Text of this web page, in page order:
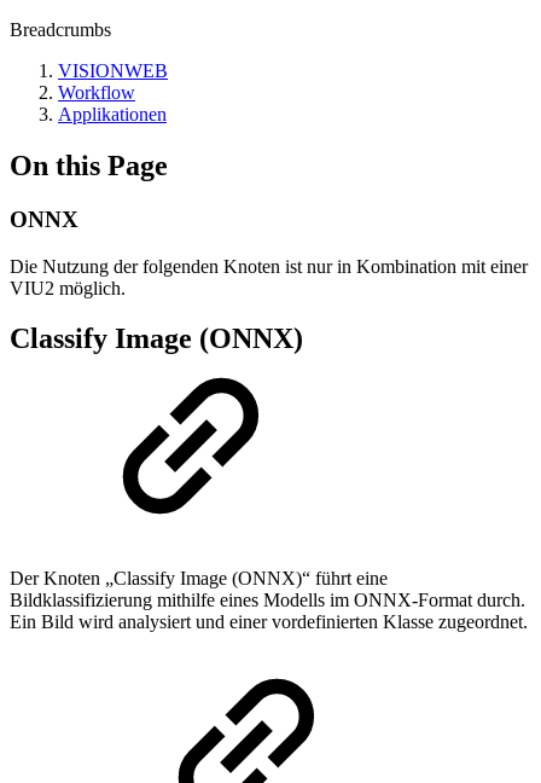
Breadcrumbs
VISIONWEB
Workflow
Applikationen
On this Page
ONNX
Die Nutzung der folgenden Knoten ist nur in Kombination mit einer
VIU2 möglich.
Classify Image (ONNX)
Der Knoten „Classify Image (ONNX)“ führt eine
Bildklassifizierung mithilfe eines Modells im ONNX-Format durch.
Ein Bild wird analysiert und einer vordefinierten Klasse zugeordnet.